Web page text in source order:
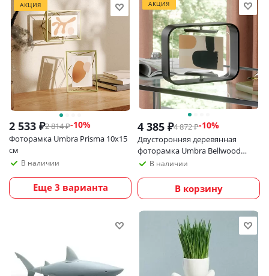
АКЦИЯ
2 533 ₽2 814₽-10%
Фоторамка Umbra Prisma 10х15
см
В наличии
Еще 3 варианта
АКЦИЯ
4 385 ₽4 872₽-10%
Двусторонняя деревянная
фоторамка Umbra Bellwood
10х15 см, черная
В наличии
В корзину